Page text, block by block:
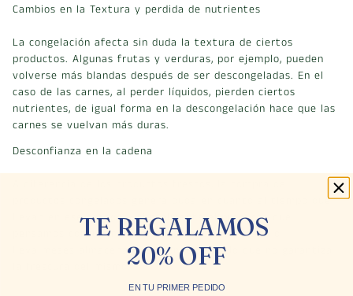
Cambios en la Textura y perdida de nutrientes
La congelación afecta sin duda la textura de ciertos
productos. Algunas frutas y verduras, por ejemplo, pueden
volverse más blandas después de ser descongeladas. En el
caso de las carnes, al perder líquidos, pierden ciertos
nutrientes, de igual forma en la descongelación hace que las
carnes se vuelvan más duras.
Desconfianza en la cadena
productos congelados genera duda en cuanto al tiempo que
llevan en ese estado y si realmente el producto que
pensamos consumir es recientemente empacado o
lleva meses almacenado en congelación, lo que no garantiza
la frescura del mismo.
TE REGALAMOS
20% OFF
EN TU PRIMER PEDIDO